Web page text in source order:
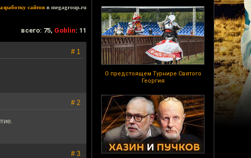
О предстоящем Турнире Святого
Георгия
сайтов в megagroup.ru
всего: 75, Goblin: 11
# 1
# 2
# 3